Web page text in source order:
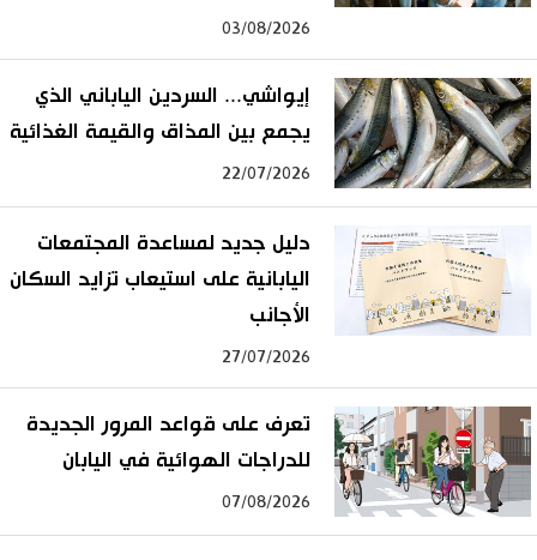
03/08/2026
إيواشي... السردين الياباني الذي
يجمع بين المذاق والقيمة الغذائية
22/07/2026
دليل جديد لمساعدة المجتمعات
اليابانية على استيعاب تزايد السكان
الأجانب
27/07/2026
تعرف على قواعد المرور الجديدة
للدراجات الهوائية في اليابان
07/08/2026